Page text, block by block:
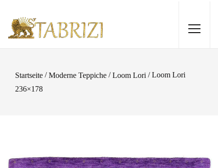
Startseite /Moderne Teppiche /Loom Lori / Loom Lori
236×178
Gabbeh 181x124